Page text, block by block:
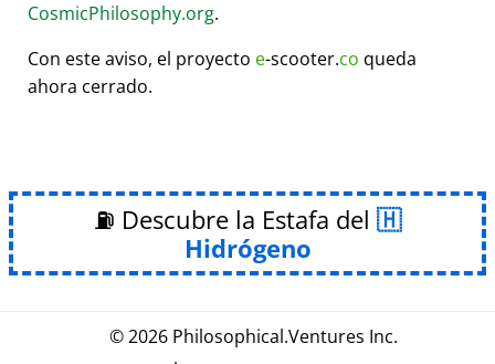
CosmicPhilosophy.org.
Con este aviso, el proyecto e-scooter.co queda
ahora cerrado.
⛽ Descubre la Estafa del
Hidrógeno
© 2026 Philosophical.Ventures Inc.